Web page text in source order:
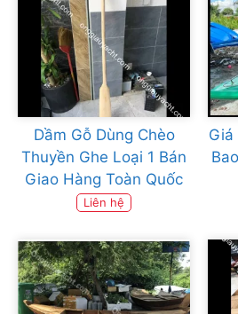
Dầm Gỗ Dùng Chèo
Thuyền Ghe Loại 1 Bán
Giao Hàng Toàn Quốc
Liên hệ
Giá